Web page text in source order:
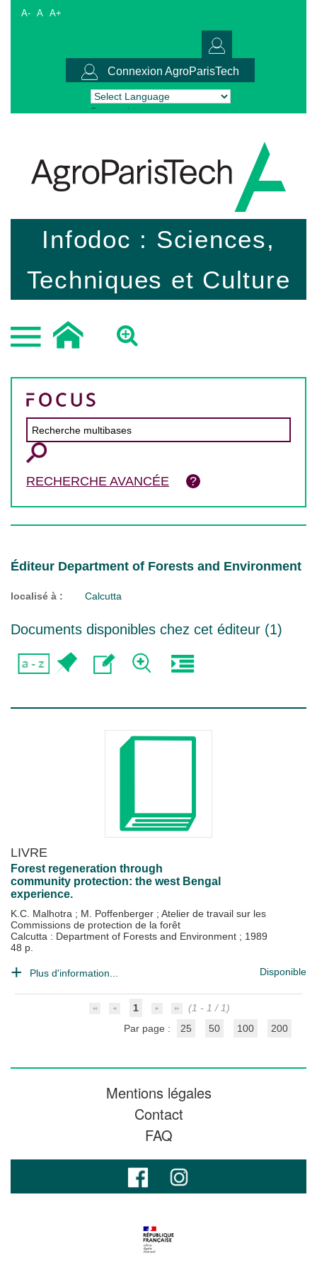
A- A A+
Connexion AgroParisTech
Powered by Translate
Infodoc : Sciences,
Techniques et Culture
RECHERCHE AVANCÉE
Éditeur Department of Forests and Environment
localisé à : Calcutta
Documents disponibles chez cet éditeur (1)
LIVRE
Forest regeneration through
community protection: the west Bengal
experience.
K.C. Malhotra ; M. Poffenberger ; Atelier de travail sur les
Commissions de protection de la forêt
Calcutta : Department of Forests and Environment ; 1989
48 p.
Plus d'information... Disponible
1
(1 - 1 / 1)
Par page :
25 50 100 200
Mentions légales
Contact
FAQ